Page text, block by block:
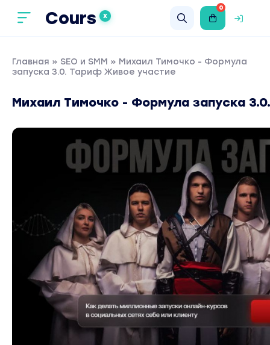
Cours X
0
Главная » SEO и SMM » Михаил Тимочко - Формула
запуска 3.0. Тариф Живое участие
Михаил Тимочко - Формула запуска